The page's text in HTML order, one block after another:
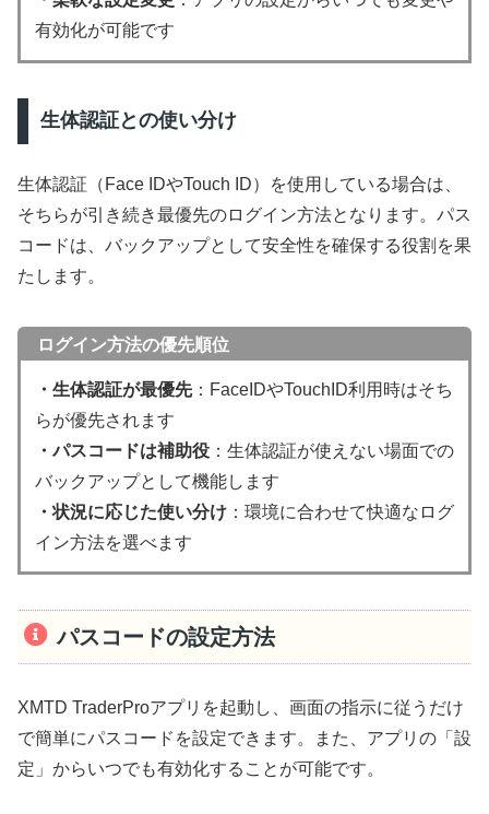
有効化が可能です
生体認証との使い分け
生体認証（Face IDやTouch ID）を使用している場合は、
そちらが引き続き最優先のログイン方法となります。パス
コードは、バックアップとして安全性を確保する役割を果
たします。
ログイン方法の優先順位
・生体認証が最優先：FaceIDやTouchID利用時はそち
らが優先されます
・パスコードは補助役：生体認証が使えない場面での
バックアップとして機能します
・状況に応じた使い分け：環境に合わせて快適なログ
イン方法を選べます
パスコードの設定方法
XMTD TraderProアプリを起動し、画面の指示に従うだけ
で簡単にパスコードを設定できます。また、アプリの「設
定」からいつでも有効化することが可能です。